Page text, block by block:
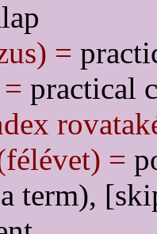
=
practical
=
term),